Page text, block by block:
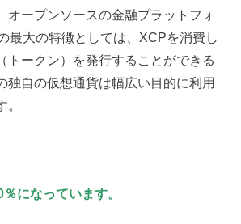
オープンソースの金融プラットフォ
最大の特徴としては、XCPを消費し
トークン）を発行することができる
独自の仮想通貨は幅広い目的に利用
になっています。